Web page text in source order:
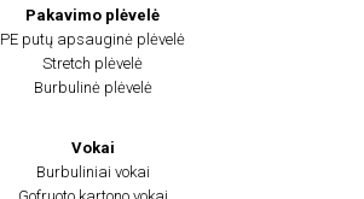
Pakavimo plėvelė
PE putų apsauginė plėvelė
Stretch plėvelė
Burbulinė plėvelė
Vokai
Burbuliniai vokai